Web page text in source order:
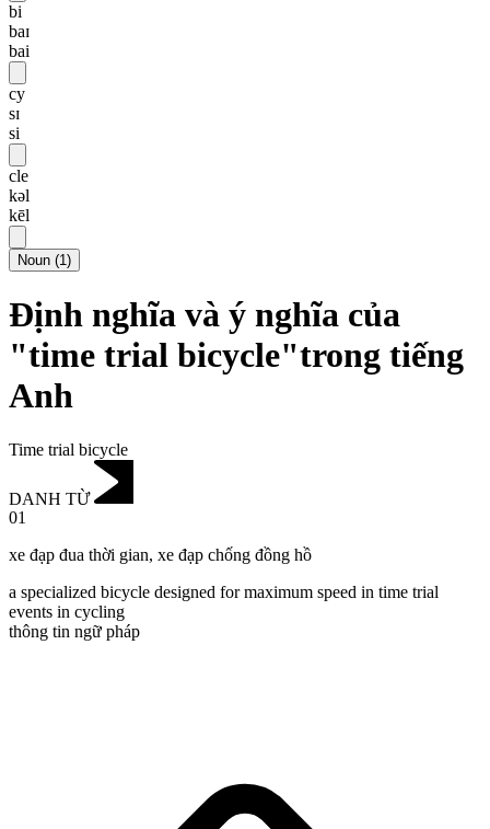
bi
baɪ
bai
cy
sɪ
si
cle
kəl
kēl
Noun (1)
Định nghĩa và ý nghĩa của
"time trial bicycle"trong tiếng
Anh
Time trial bicycle
DANH TỪ
01
xe đạp đua thời gian, xe đạp chống đồng hồ
a specialized bicycle designed for maximum speed in time trial
events in cycling
thông tin ngữ pháp